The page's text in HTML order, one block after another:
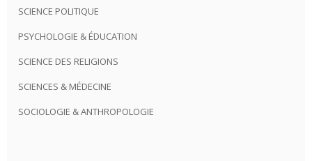
SCIENCE POLITIQUE
PSYCHOLOGIE & ÉDUCATION
SCIENCE DES RELIGIONS
SCIENCES & MÉDECINE
SOCIOLOGIE & ANTHROPOLOGIE